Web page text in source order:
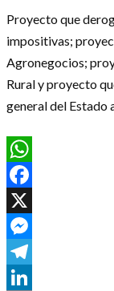
Proyecto que
impositivas;
Agronegocios;
Rural y proyecto
general del Estado
WhatsApp
Facebook
X
Messenger
Telegram